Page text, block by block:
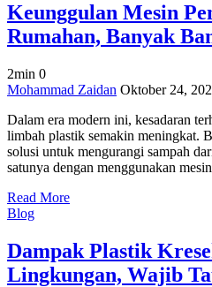
Keunggulan Mesin
Rumahan, Banyak
2min 0
on
Mesin
Pencacah
Skala
Rumahan,
Banget!
Mohammad Zaidan Oktober 24,
Dalam era modern ini, kesadaran
limbah plastik semakin meningkat.
solusi untuk mengurangi sampah
satunya dengan menggunakan
Read More
Blog
Dampak Plastik
Lingkungan, Wajib